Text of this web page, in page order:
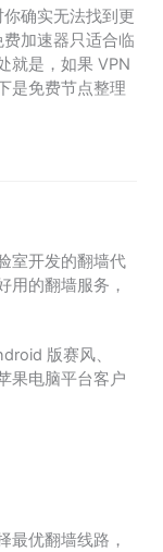
确实无法找到更
加速器只适合临
就是，如果 VPN
是免费节点整理
室开发的翻墙代
用的翻墙服务，
版赛风、
果电脑平台客户
最优翻墙线路，